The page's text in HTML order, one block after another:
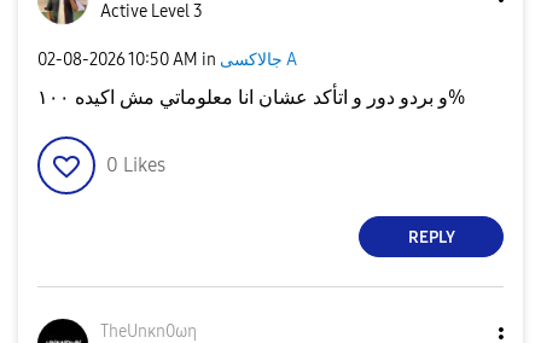
Active Level 3
‎02-08-202610:50 AM in جالاكسى A
و بردو دور و اتأكد عشان انا معلوماتي مش اكيده ١٠٠%
0 Likes
REPLY
TheUnκn0ωη